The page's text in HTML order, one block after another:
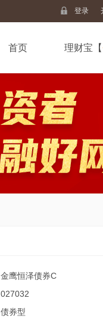
登录
首页 理财宝【
金鹰恒泽债券C
027032
债券型